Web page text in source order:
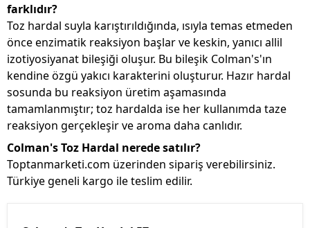
farklıdır?
Toz hardal suyla karıştırıldığında, ısıyla temas etmeden
önce enzimatik reaksiyon başlar ve keskin, yanıcı allil
izotiyosiyanat bileşiği oluşur. Bu bileşik Colman's'ın
kendine özgü yakıcı karakterini oluşturur. Hazır hardal
sosunda bu reaksiyon üretim aşamasında
tamamlanmıştır; toz hardalda ise her kullanımda taze
reaksiyon gerçekleşir ve aroma daha canlıdır.
Colman's Toz Hardal nerede satılır?
Toptanmarketi.com üzerinden sipariş verebilirsiniz.
Türkiye geneli kargo ile teslim edilir.